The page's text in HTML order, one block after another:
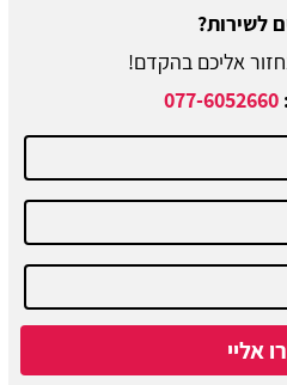
לשירות?
אליכם בהקדם!
077-6052660
אליי